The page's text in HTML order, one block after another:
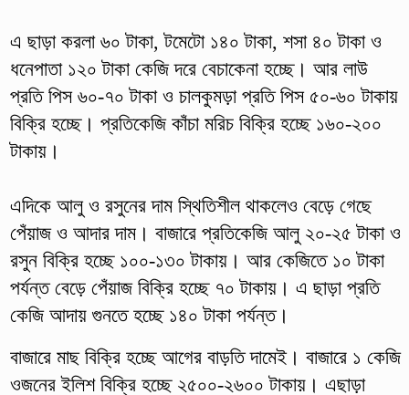
এ ছাড়া করলা ৬০ টাকা, টমেটো ১৪০ টাকা, শসা ৪০ টাকা ও
ধনেপাতা ১২০ টাকা কেজি দরে বেচাকেনা হচ্ছে। আর লাউ
প্রতি পিস ৬০-৭০ টাকা ও চালকুমড়া প্রতি পিস ৫০-৬০ টাকায়
বিক্রি হচ্ছে। প্রতিকেজি কাঁচা মরিচ বিক্রি হচ্ছে ১৬০-২০০
টাকায়।
এদিকে আলু ও রসুনের দাম স্থিতিশীল থাকলেও বেড়ে গেছে
পেঁয়াজ ও আদার দাম। বাজারে প্রতিকেজি আলু ২০-২৫ টাকা ও
রসুন বিক্রি হচ্ছে ১০০-১৩০ টাকায়। আর কেজিতে ১০ টাকা
পর্যন্ত বেড়ে পেঁয়াজ বিক্রি হচ্ছে ৭০ টাকায়। এ ছাড়া প্রতি
কেজি আদায় গুনতে হচ্ছে ১৪০ টাকা পর্যন্ত।
বাজারে মাছ বিক্রি হচ্ছে আগের বাড়তি দামেই। বাজারে ১ কেজি
ওজনের ইলিশ বিক্রি হচ্ছে ২৫০০-২৬০০ টাকায়। এছাড়া